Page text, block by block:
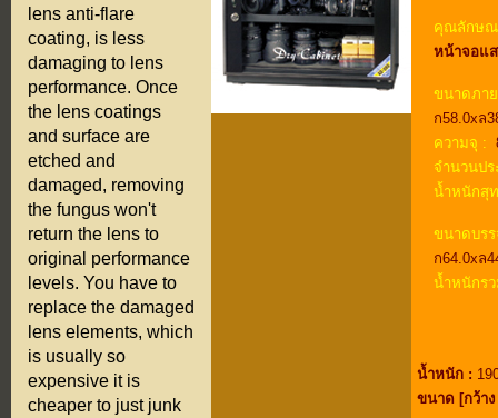
lens anti-flare
coating, is less
damaging to lens
performance. Once
the lens coatings
and surface are
etched and
damaged, removing
the fungus won't
return the lens to
original performance
levels. You have to
replace the damaged
lens elements, which
is usually so
expensive it is
cheaper to just junk
คุณลักษณ
หน้าจอแ
ขนาดภา
ก58.0xล
ความจุ :
จำนวนป
น้ำหนักสุ
ขนาดบร
ก64.0xล
น้ำหนักร
น้ำหนัก :
ขนาด [กว้า